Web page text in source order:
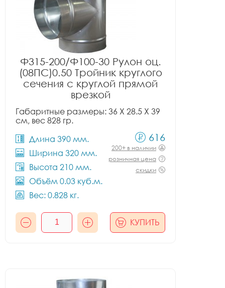
Ф315-200/Ф100-30 Рулон оц.
(08ПС)0.50 Тройник круглого
сечения с круглой прямой
врезкой
Габаритные размеры: 36 X 28.5 X 39
см, вес 828 гр.
Длина 390 мм.
Ширина 320 мм.
Высота 210 мм.
Объём 0.03 куб.м.
Вес: 0.828 кг.
616
200+ в наличии
розничная цена
скидки
КУПИТЬ